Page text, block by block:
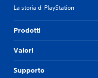
La storia di PlayStation
Prodotti
Valori
Supporto